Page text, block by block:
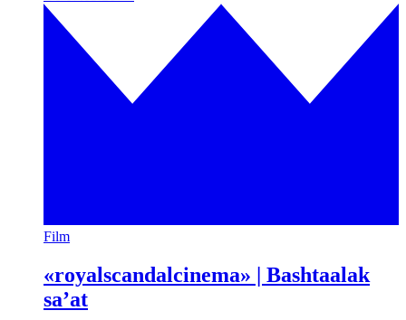
Film
«royalscandalcinema» | Bashtaalak
sa’at